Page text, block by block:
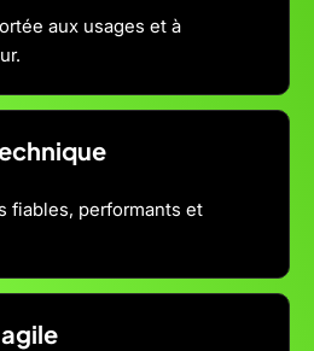
aux usages et à
fiables, performants et